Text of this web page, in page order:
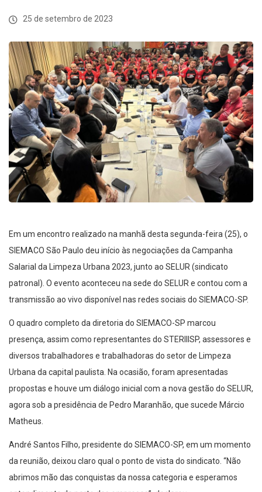
25 de setembro de 2023
Em um encontro realizado na manhã desta segunda-feira (25), o
SIEMACO São Paulo deu início às negociações da Campanha
Salarial da Limpeza Urbana 2023, junto ao SELUR (sindicato
patronal). O evento aconteceu na sede do SELUR e contou com a
transmissão ao vivo disponível nas redes sociais do SIEMACO-SP.
O quadro completo da diretoria do SIEMACO-SP marcou
presença, assim como representantes do STERIIISP, assessores e
diversos trabalhadores e trabalhadoras do setor de Limpeza
Urbana da capital paulista. Na ocasião, foram apresentadas
propostas e houve um diálogo inicial com a nova gestão do SELUR,
agora sob a presidência de Pedro Maranhão, que sucede Márcio
Matheus.
André Santos Filho, presidente do SIEMACO-SP, em um momento
da reunião, deixou claro qual o ponto de vista do sindicato. “Não
abrimos mão das conquistas da nossa categoria e esperamos